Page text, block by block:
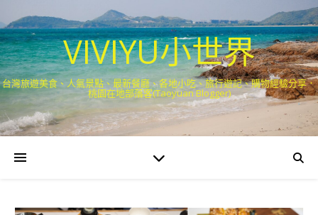
VIVIYU小世界
台灣旅遊美食、人氣景點、最新餐廳、各地小吃、旅行遊記、購物經驗分享．
桃園在地部落客(Taoyuan Blogger)